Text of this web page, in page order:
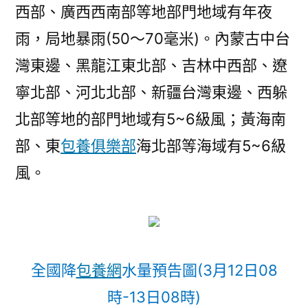
西部、廣西西南部等地部門地域有年夜
雨，局地暴雨(50～70毫米)。內蒙古中台
灣東邊、黑龍江東北部、吉林中西部、遼
寧北部、河北北部、新疆台灣東邊、西躲
北部等地的部門地域有5~6級風；黃海南
部、東包養俱樂部海北部等海域有5~6級
風。
全國降包養網水量預告圖(3月12日08
時-13日08時)